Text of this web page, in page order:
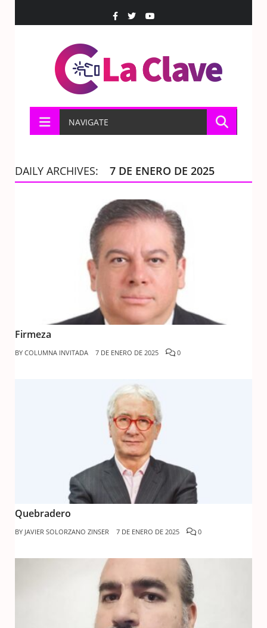
NAVIGATE
DAILY ARCHIVES: 7 DE ENERO DE 2025
Firmeza
BY COLUMNA INVITADA 7 DE ENERO DE 2025 0
Quebradero
BY JAVIER SOLORZANO ZINSER 7 DE ENERO DE 2025 0